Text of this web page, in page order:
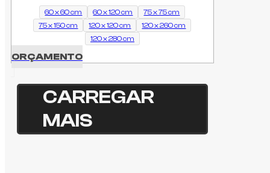
60 x 60 cm 60 x 120 cm
75 x 75 cm
75 x 150 cm
120 x 120 cm
120 x 260 cm
120 x 280 cm
ORÇAMENTO
CARREGAR
MAIS